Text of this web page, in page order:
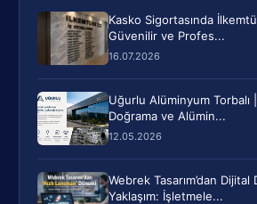
Kasko Sigortasında
Güvenilir ve Profes...
16.07.2026
Uğurlu Alüminyum Torbalı
Doğrama ve Alümin...
12.05.2026
Webrek Tasarım’dan
Yaklaşım: İşletmele...